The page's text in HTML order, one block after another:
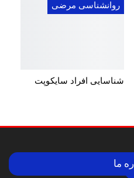
روانشناسی مرضی
شناسایی افراد سایکوپت
ما